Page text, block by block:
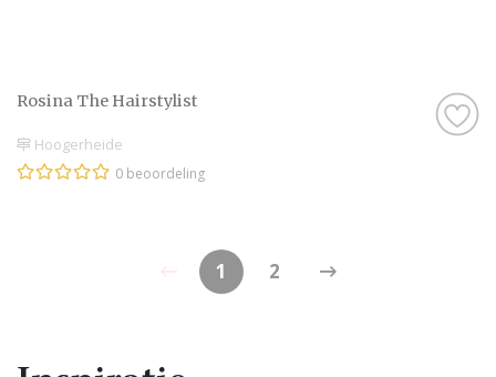
Rosina The Hairstylist
Hoogerheide
0 beoordeling
1 2